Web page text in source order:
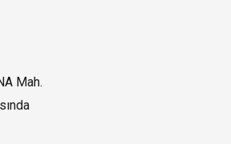
Mah.